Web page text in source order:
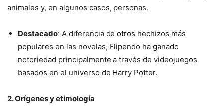
animales y, en algunos casos, personas.
Destacado: A diferencia de otros hechizos más
populares en las novelas, Flipendo ha ganado
notoriedad principalmente a través de videojuegos
basados en el universo de Harry Potter.
2. Orígenes y etimología